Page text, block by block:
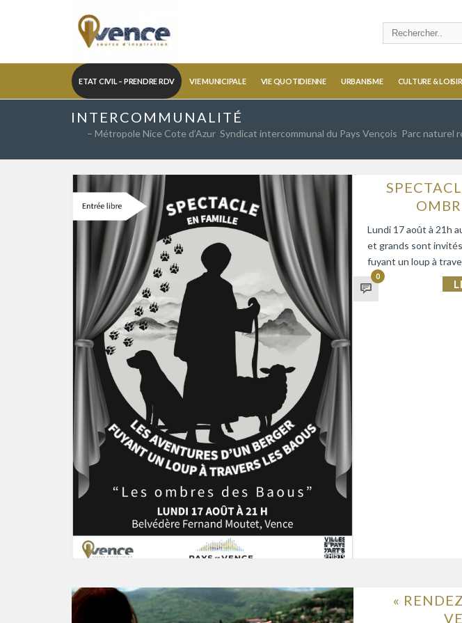
ETAT CIVIL – PRENDRE RDV VIE MUNICIPALE VIE QUOTIDIENNE URBANISME CULTURE &
INTERCOMMUNALITÉ
– Métropole Nice Cote d’Azur Syndicat intercommunal du Pays Vençois Parc naturel
Lundi 17 août à 21h
et grands sont
fuyant un loup à
0
«